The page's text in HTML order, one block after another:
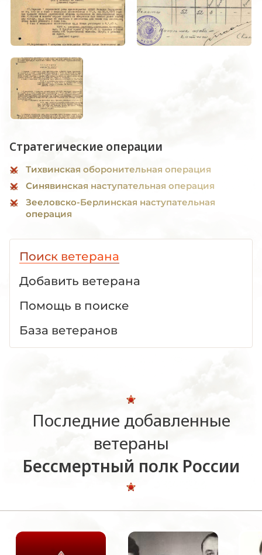
Стратегические операции
Тихвинская оборонительная операция
Синявинская наступательная операция
Зееловско-Берлинская наступательная
операция
Поиск ветерана
Добавить ветерана
Помощь в поиске
База ветеранов
Последние добавленные
ветераны
Бессмертный полк России